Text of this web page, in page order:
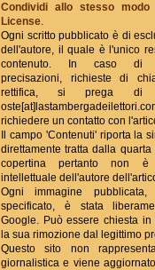
Condividi allo stesso modo
License.
Ogni scritto pubblicato è di
dell'autore, il quale è l'unico
contenuto. In caso di
precisazioni, richieste di
rettifica, si prega di
richiedere un contatto con
Il campo 'Contenuti' riporta la
direttamente tratta dalla
copertina pertanto non
intellettuale dell'autore
Ogni immagine
specificato, è stata
Google. Può essere chiesta in
la sua rimozione dal legittimo
Questo sito non
giornalistica e viene